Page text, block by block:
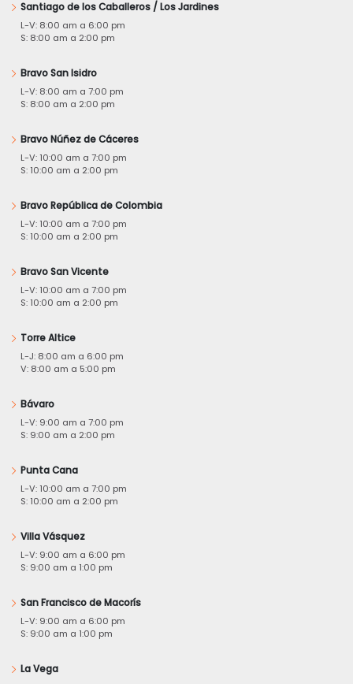
Santiago de los Caballeros / Los Jardines
L-V: 8:00 am a 6:00 pm
S: 8:00 am a 2:00 pm
Bravo San Isidro
L-V: 8:00 am a 7:00 pm
S: 8:00 am a 2:00 pm
Bravo Núñez de Cáceres
L-V: 10:00 am a 7:00 pm
S: 10:00 am a 2:00 pm
Bravo República de Colombia
L-V: 10:00 am a 7:00 pm
S: 10:00 am a 2:00 pm
Bravo San Vicente
L-V: 10:00 am a 7:00 pm
S: 10:00 am a 2:00 pm
Torre Altice
L-J: 8:00 am a 6:00 pm
V: 8:00 am a 5:00 pm
Bávaro
L-V: 9:00 am a 7:00 pm
S: 9:00 am a 2:00 pm
Punta Cana
L-V: 10:00 am a 7:00 pm
S: 10:00 am a 2:00 pm
Villa Vásquez
L-V: 9:00 am a 6:00 pm
S: 9:00 am a 1:00 pm
San Francisco de Macorís
L-V: 9:00 am a 6:00 pm
S: 9:00 am a 1:00 pm
La Vega